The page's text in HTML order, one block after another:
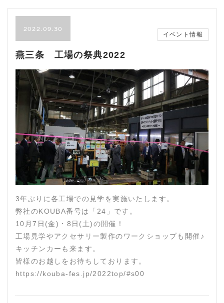
2022.09.30
イベント情報
燕三条 工場の祭典2022
3年ぶりに各工場での見学を実施いたします。
弊社のKOUBA番号は「24」です。
10月7日(金)・8日(土)の開催！
工場見学やアクセサリー製作のワークショップも開催♪
キッチンカーも来ます。
皆様のお越しをお待ちしております。
https://kouba-fes.jp/2022top/#s00